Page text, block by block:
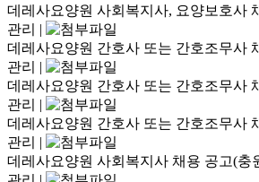
데레사요양원 사회복지사, 요양보호사
관리 |
데레사요양원 간호사 또는 간호조무사
관리 |
데레사요양원 간호사 또는 간호조무사
관리 |
데레사요양원 간호사 또는 간호조무사
관리 |
데레사요양원 사회복지사 채용 공고(충